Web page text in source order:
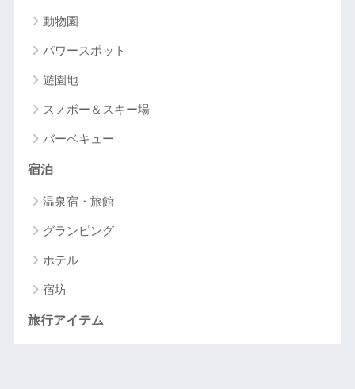
動物園
パワースポット
遊園地
スノボー＆スキー場
バーベキュー
宿泊
温泉宿・旅館
グランピング
ホテル
宿坊
旅行アイテム